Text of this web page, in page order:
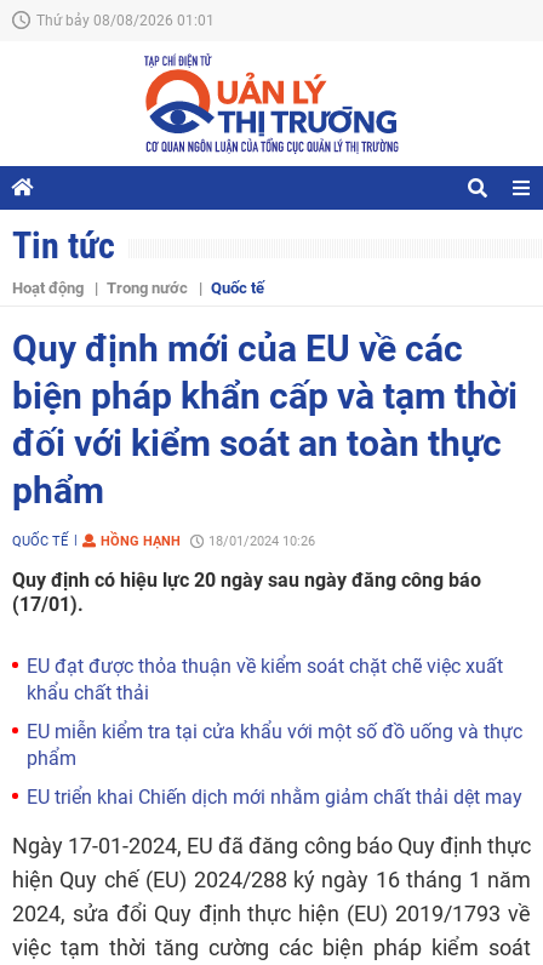
Thứ bảy 08/08/2026 01:01
Tin tức
Hoạt động Trong nước Quốc tế
Quy định mới của EU về các
biện pháp khẩn cấp và tạm thời
đối với kiểm soát an toàn thực
phẩm
QUỐC TẾ HỒNG HẠNH 18/01/2024 10:26
Quy định có hiệu lực 20 ngày sau ngày đăng công báo
(17/01).
EU đạt được thỏa thuận về kiểm soát chặt chẽ việc xuất
khẩu chất thải
EU miễn kiểm tra tại cửa khẩu với một số đồ uống và thực
phẩm
EU triển khai Chiến dịch mới nhằm giảm chất thải dệt may
Ngày 17-01-2024, EU đã đăng công báo Quy định thực
hiện Quy chế (EU) 2024/288 ký ngày 16 tháng 1 năm
2024, sửa đổi Quy định thực hiện (EU) 2019/1793 về
việc tạm thời tăng cường các biện pháp kiểm soát